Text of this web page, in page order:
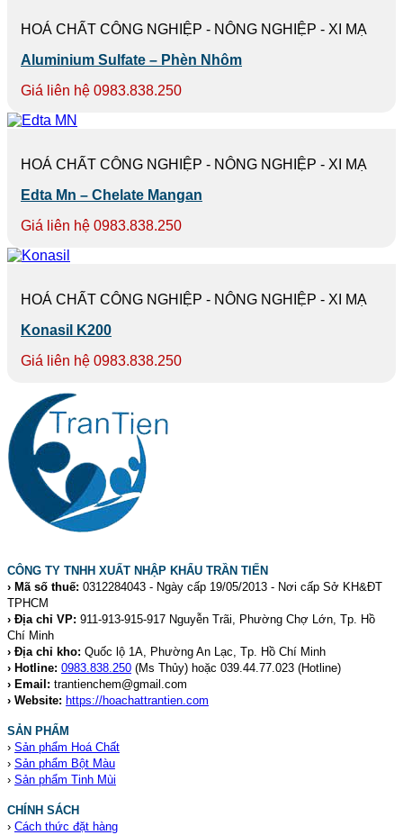
HOÁ CHẤT CÔNG NGHIỆP - NÔNG NGHIỆP - XI MẠ
Aluminium Sulfate – Phèn Nhôm
Giá liên hệ 0983.838.250
HOÁ CHẤT CÔNG NGHIỆP - NÔNG NGHIỆP - XI MẠ
Edta Mn – Chelate Mangan
Giá liên hệ 0983.838.250
HOÁ CHẤT CÔNG NGHIỆP - NÔNG NGHIỆP - XI MẠ
Konasil K200
Giá liên hệ 0983.838.250
CÔNG TY TNHH XUẤT NHẬP KHẨU TRẦN TIẾN
› Mã số thuế: 0312284043 - Ngày cấp 19/05/2013 - Nơi cấp Sở KH&ĐT
TPHCM
› Địa chỉ VP: 911-913-915-917 Nguyễn Trãi, Phường Chợ Lớn, Tp. Hồ
Chí Minh
› Địa chỉ kho: Quốc lộ 1A, Phường An Lạc, Tp. Hồ Chí Minh
› Hotline: 0983.838.250 (Ms Thủy) hoặc 039.44.77.023 (Hotline)
› Email: trantienchem@gmail.com
› Website: https://hoachattrantien.com
SẢN PHẨM
› Sản phẩm Hoá Chất
› Sản phẩm Bột Màu
› Sản phẩm Tinh Mùi
CHÍNH SÁCH
› Cách thức đặt hàng